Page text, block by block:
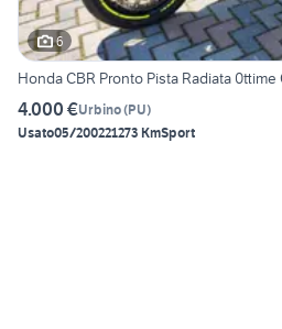
6
Honda CBR Pronto Pista Radiata
4.000 €Urbino(PU)
Usato05/200221273 KmSport